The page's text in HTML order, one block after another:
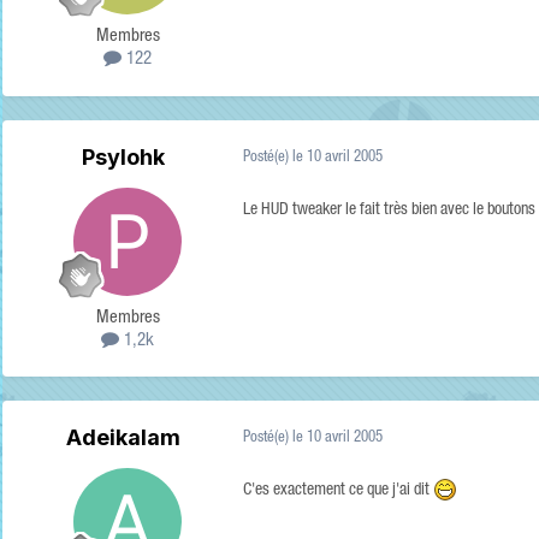
Membres
122
Psylohk
Membres
1,2k
Posté(e) le 10 avril 2005
Le HUD tweaker le fait très bien avec le
Adeikalam Posté(e) le 10 avril 2005
C'es exactement ce que j'ai dit